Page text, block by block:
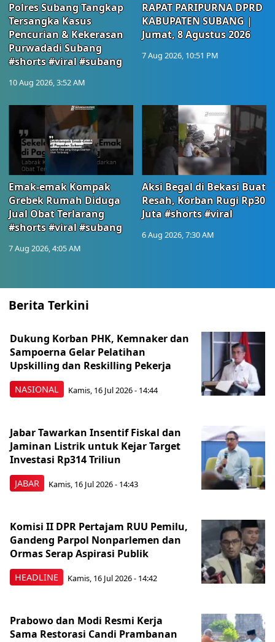
Polres Subang Tangkap
Tersangka Kasus
Pencurian & Kekerasan
Purwadadi Subang
#shorts #viral #subang
10 Aug 2026, 3:52 AM
RAPAT PARIPURNA DPRD
KABUPATEN SUBANG |
Jumat, 8 Agustus 2026
7 Aug 2026, 10:51 PM
Emak-emak Kompak
Grebek Rumah Diduga
Jual Obat Terlarang
#shorts #viral #subang
7 Aug 2026, 4:05 AM
Aksi Begal di Bekasi Buat
Resah, Korban Rugi Rp30
Juta #shorts #viral
6 Aug 2026, 7:30 AM
Berita Terkini
NASIONAL
Dukung Korban PHK, Kemnaker dan
Sampoerna Gelar Pelatihan
Upskilling dan Reskilling Pekerja
Kamis, 16 Jul 2026 - 14:44
JABAR
Jabar Tawarkan Insentif Fiskal dan
Jaminan Listrik untuk Kejar Target
Investasi Rp314 Triliun
Kamis, 16 Jul 2026 - 14:43
HEADLINE
Komisi II DPR Pertajam RUU Pemilu,
Gandeng Parpol Nonparlemen dan
Ormas Serap Aspirasi Publik
Kamis, 16 Jul 2026 - 14:42
Prabowo dan Modi Resmi Kerja
Sama Restorasi Candi Prambanan